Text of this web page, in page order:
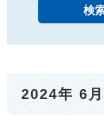
2024年 6月